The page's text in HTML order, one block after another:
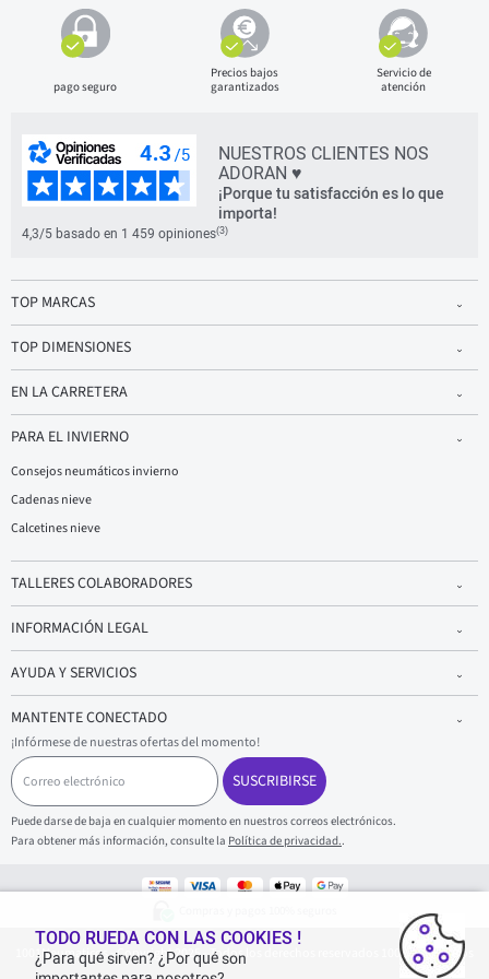
pago seguro
Precios bajos
garantizados
Servicio de
atención
NUESTROS CLIENTES NOS
ADORAN ♥
¡Porque tu satisfacción es lo que
importa!
4,3/5 basado en 1 459 opiniones(3)
TOP MARCAS
TOP DIMENSIONES
EN LA CARRETERA
PARA EL INVIERNO
Consejos neumáticos invierno
Cadenas nieve
Calcetines nieve
TALLERES COLABORADORES
INFORMACIÓN LEGAL
AYUDA Y SERVICIOS
MANTENTE CONECTADO
¡Infórmese de nuestras ofertas del momento!
C
o
r
r
e
o
l
SUSCRIBIRSE
Puede darse de baja en cualquier momento en nuestros correos electrónicos.
Para obtener más información, consulte la Política de privacidad..
1001Neumaticos - Copyright 2025 - Todos los derechos reservados 1001Neumaticos
TODO RUEDA CON LAS COOKIES !
¿Para qué sirven? ¿Por qué son